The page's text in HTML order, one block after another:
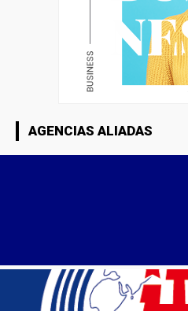
AGENCIAS ALIADAS